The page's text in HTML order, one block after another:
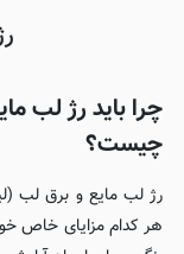
چرا باید رژ لب
چیست؟
رژ لب مایع و برق لب
هر کدام مزایای خاص خود